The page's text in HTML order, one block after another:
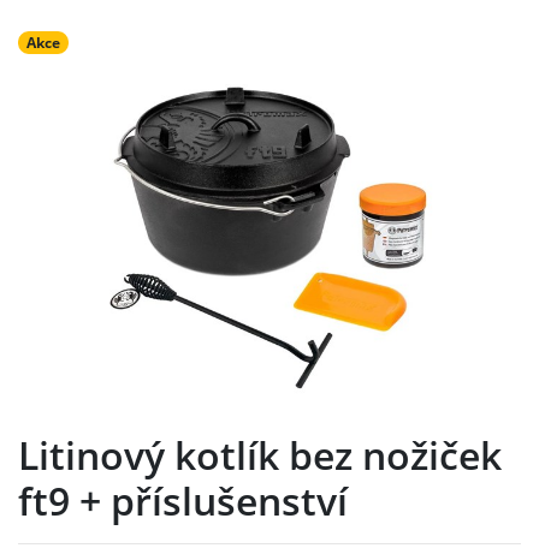
Akce
Litinový kotlík bez nožiček
ft9 + příslušenství